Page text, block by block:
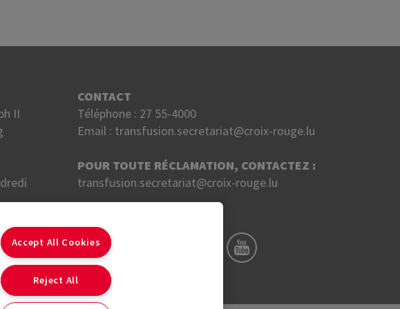
II
CONTACT
Téléphone : 27 55-4000
Email : transfusion.secretariat@croix-rouge.lu
POUR TOUTE RÉCLAMATION, CONTACTEZ :
transfusion.secretariat@croix-rouge.lu
Accept All Cookies
Reject All